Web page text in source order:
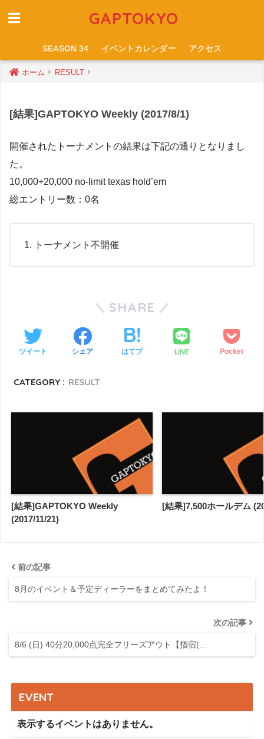
GAPTOKYO
SEASON 34 イベントカレンダー アクセス
ホーム RESULT
[結果]GAPTOKYO Weekly (2017/8/1)
開催されたトーナメントの結果は下記の通りとなりまし
た。
10,000+20,000 no-limit texas hold’em
総エントリー数：0名
トーナメント不開催
SHARE
ツイート シェア はてブ LINE Pocket
CATEGORY : RESULT
[結果]GAPTOKYO Weekly
(2017/11/21)
[結果]7,500ホールデム
前の記事
8月のイベント＆予定ディーラーをまとめてみたよ！
次の記事
8/6 (日) 40分20,000点完全フリーズアウト【指宿(…
EVENT
表示するイベントはありません。